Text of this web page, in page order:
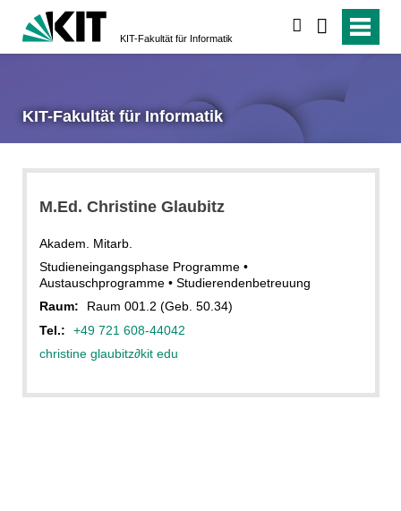
KIT-Fakultät für Informatik
KIT-Fakultät für Informatik
M.Ed. Christine Glaubitz
Akadem. Mitarb.
Studieneingangsphase Programme •
Austauschprogramme • Studierendenbetreuung
Raum:
Raum 001.2 (Geb. 50.34)
Tel.:
+49 721 608-44042
christine glaubitz∂kit edu